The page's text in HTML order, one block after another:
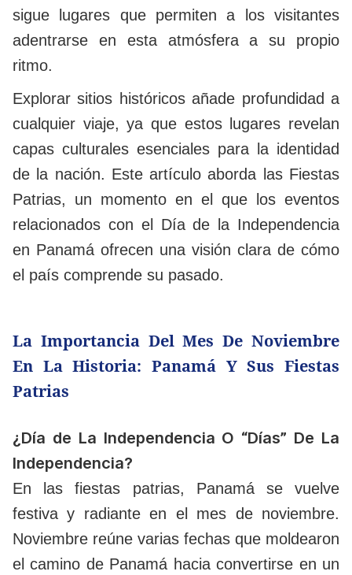
sigue lugares que permiten a los visitantes
adentrarse en esta atmósfera a su propio
ritmo.
Explorar sitios históricos añade profundidad a
cualquier viaje, ya que estos lugares revelan
capas culturales esenciales para la identidad
de la nación. Este artículo aborda las Fiestas
Patrias, un momento en el que los eventos
relacionados con el Día de la Independencia
en Panamá ofrecen una visión clara de cómo
el país comprende su pasado.
La Importancia Del Mes De Noviembre
En La Historia: Panamá Y Sus Fiestas
Patrias
¿Día de La Independencia O “Días” De La
Independencia?
En las fiestas patrias, Panamá se vuelve
festiva y radiante en el mes de noviembre.
Noviembre reúne varias fechas que moldearon
el camino de Panamá hacia convertirse en un